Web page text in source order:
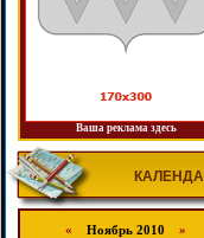
Ваша реклама здесь
« Ноябрь 2010 »